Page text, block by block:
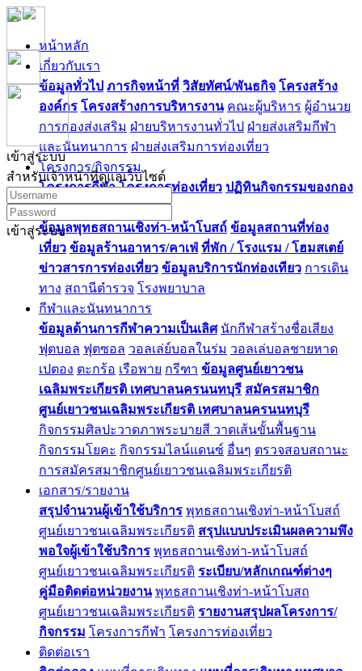
เข้าสู่ระบบ
สำหรับเจ้าหน้าที่ดูแลเว็บไซต์
เข้าสู่ระบบ
หน้าหลัก
เกี่ยวกับเรา
ข้อมูลทั่วไป ภารกิจหน้าที่ วิสัยทัศน์/พันธกิจ โครงสร้าง
องค์กร โครงสร้างการบริหารงาน คณะผู้บริหาร ผู้อำนวย
การกองส่งเสริม ฝ่ายบริหารงานทั่วไป ฝ่ายส่งเสริมกีฬา
และนันทนาการ ฝ่ายส่งเสริมการท่องเที่ยว
โครงการ/กิจกรรม
โครงการกีฬา โครงการท่องเที่ยว ปฏิทินกิจกรรมของกอง
ท่องเที่ยว
ข้อมูลพุทธสถานเชิงท่า-หน้าโบสถ์ ข้อมูลสถานที่ท่อง
เที่ยว ข้อมูลร้านอาหาร/คาเฟ่ ที่พัก / โรงแรม / โฮมสเตย์
ข่าวสารการท่องเที่ยว ข้อมูลบริการนักท่องเทียว การเดิน
ทาง สถานีตำรวจ โรงพยาบาล
กีฬาและนันทนาการ
ข้อมูลด้านการกีฬาความเป็นเลิศ นักกีฬาสร้างชื่อเสียง
ฟุตบอล ฟุตซอล วอลเล่ย์บอลในร่ม วอลเล่บอลชายหาด
เปตอง ตะกร้อ เรือพาย กรีฑา ข้อมูลศูนย์เยาวชน
เฉลิมพระเกียรติ เทศบาลนครนนทบุรี สมัครสมาชิก
ศูนย์เยาวชนเฉลิมพระเกียรติ เทศบาลนครนนทบุรี
กิจกรรมศิลปะวาดภาพระบายสี วาดเส้นขั้นพื้นฐาน
กิจกรรมโยคะ กิจกรรมไลน์แดนซ์ อื่นๆ ตรวจสอบสถานะ
การสมัครสมาชิกศูนย์เยาวชนเฉลิมพระเกียรติ
เอกสาร/รายงาน
สรุปจำนวนผู้เข้าใช้บริการ พุทธสถานเชิงท่า-หน้าโบสถ์
ศูนย์เยาวชนเฉลิมพระเกียรติ สรุปแบบประเมินผลความพึง
พอใจผู้เข้าใช้บริการ พุทธสถานเชิงท่า-หน้าโบสถ์
ศูนย์เยาวชนเฉลิมพระเกียรติ ระเบียบ/หลักเกณฑ์ต่างๆ
คู่มือติดต่อหน่วยงาน พุทธสถานเชิงท่า-หน้าโบสถ
ศูนย์เยาวชนเฉลิมพระเกียรติ รายงานสรุปผลโครงการ/
กิจกรรม โครงการกีฬา โครงการท่องเที่ยว
ติดต่อเรา